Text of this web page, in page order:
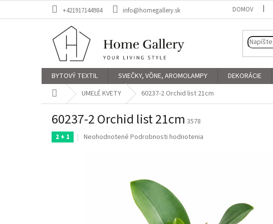
+421917144984 info@homegallery.sk DOMOV
BYTOVÝ TEXTIL SVIEČKY, VÔNE, AROMOLAMPY DEKORÁCIE
DomovUMELÉ KVETY 60237-2 Orchid list 21cm
60237-2 Orchid list 21cm 3578
2 + 1
Priemerné
Neohodnotené Podrobnosti hodnotenia